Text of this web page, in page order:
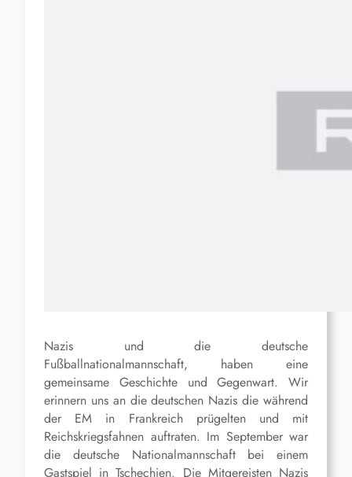
Nazis und die deutsche
Fußballnationalmannschaft, haben eine
gemeinsame Geschichte und Gegenwart. Wir
erinnern uns an die deutschen Nazis die während
der EM in Frankreich prügelten und mit
Reichskriegsfahnen auftraten. Im September war
die deutsche Nationalmannschaft bei einem
Gastspiel in Tschechien. Die Mitgereisten Nazis